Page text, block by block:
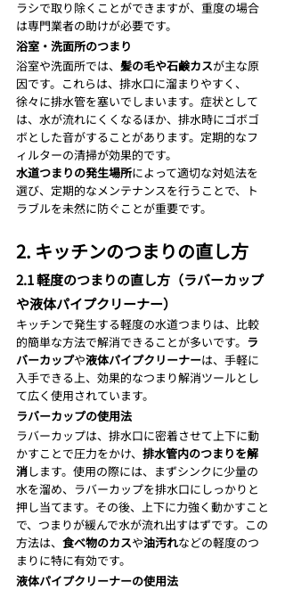
ラシで取り除くことができますが、重度の場合
は専門業者の助けが必要です。
浴室・洗面所のつまり
浴室や洗面所では、 髪の毛や石鹸カスが主な原
因です。これらは、排水口に溜まりやすく、
徐々に排水管を塞いでしまいます。症状として
は、水が流れにくくなるほか、排水時にゴボゴ
ボとした音がすることがあります。定期的なフ
ィルターの清掃が効果的です。
水道つまりの発生場所によって適切な対処法を
選び、定期的なメンテナンスを行うことで、ト
ラブルを未然に防ぐことが重要です。
2. キッチンのつまりの直し方
2.1 軽度のつまりの直し方（ラバーカップ
や液体パイプクリーナー）
キッチンで発生する軽度の水道つまりは、比較
的簡単な方法で解消できることが多いです。 ラ
バーカップや液体パイプクリーナーは、手軽に
入手できる上、効果的なつまり解消ツールとし
て広く使用されています。
ラバーカップの使用法
ラバーカップは、排水口に密着させて上下に動
かすことで圧力をかけ、 排水管内のつまりを解
消します。使用の際には、まずシンクに少量の
水を溜め、ラバーカップを排水口にしっかりと
押し当てます。その後、上下に力強く動かすこと
で、つまりが緩んで水が流れ出すはずです。この
方法は、 食べ物のカスや油汚れなどの軽度のつ
まりに特に有効です。
液体パイプクリーナーの使用法